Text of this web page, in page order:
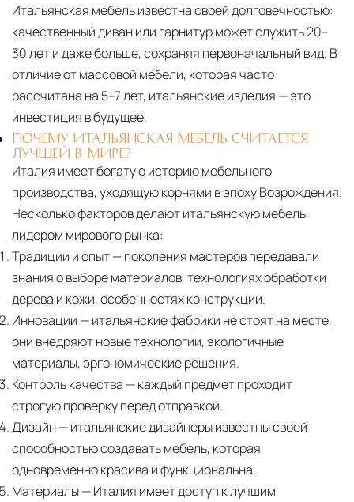
Итальянская мебель известна своей долговечностью:
качественный диван или гарнитур может служить 20–
30 лет и даже больше, сохраняя первоначальный вид. В
отличие от массовой мебели, которая часто
рассчитана на 5–7 лет, итальянские изделия — это
инвестиция в будущее.
ПОЧЕМУ ИТАЛЬЯНСКАЯ МЕБЕЛЬ СЧИТАЕТСЯ
ЛУЧШЕЙ В МИРЕ?
Италия имеет богатую историю мебельного
производства, уходящую корнями в эпоху Возрождения.
Несколько факторов делают итальянскую мебель
лидером мирового рынка:
Традиции и опыт— поколения мастеров передавали
знания о выборе материалов, технологиях обработки
дерева и кожи, особенностях конструкции.
Инновации — итальянские фабрики не стоят на месте,
они внедряют новые технологии, экологичные
материалы, эргономические решения.
Контроль качества — каждый предмет проходит
строгую проверку перед отправкой.
Дизайн— итальянские дизайнеры известны своей
способностью создавать мебель, которая
одновременно красива и функциональна.
Материалы— Италия имеет доступ к лучшим